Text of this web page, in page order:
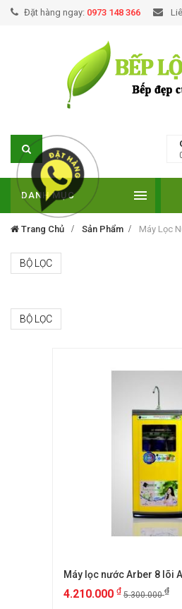
Đặt hàng ngay: 0973 148 366
DANH MỤC
Trang Chủ Sản Phẩm Máy Lọc
BỘ LỌC
BỘ LỌC
Máy lọc nước Arber 8 lõi
4.210.000 ₫ 5.300.000₫